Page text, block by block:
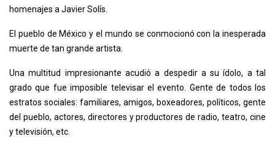
homenajes a Javier Solís.
El pueblo de México y el mundo se conmocionó con la inesperada
muerte de tan grande artista.
Una multitud impresionante acudió a despedir a su ídolo, a tal
grado que fue imposible televisar el evento. Gente de todos los
estratos sociales: familiares, amigos, boxeadores, políticos, gente
del pueblo, actores, directores y productores de radio, teatro, cine
y televisión, etc.